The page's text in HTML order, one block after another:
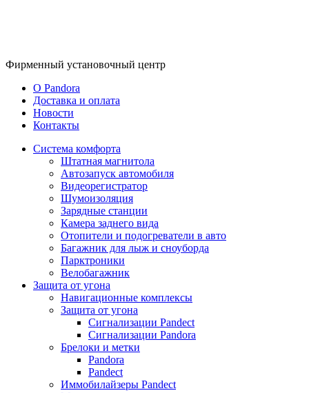
Фирменный установочный центр
O Pandora
Доставка и оплата
Новости
Контакты
Система комфорта
Штатная магнитола
Автозапуск автомобиля
Видеорегистратор
Шумоизоляция
Зарядные станции
Камера заднего вида
Отопители и подогреватели в авто
Багажник для лыж и сноуборда
Парктроники
Велобагажник
Защита от угона
Навигационные комплексы
Защита от угона
Сигнализации Pandect
Сигнализации Pandora
Брелоки и метки
Pandora
Pandect
Иммобилайзеры Pandect